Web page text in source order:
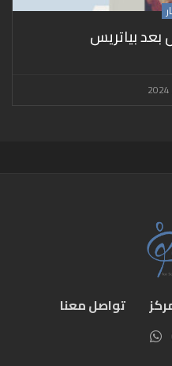
بعد بياتريس
تواصل معنا